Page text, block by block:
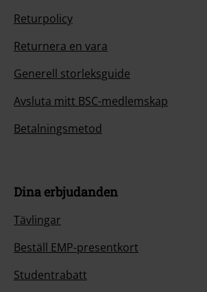
Returpolicy
Returnera en vara
Generell storleksguide
Avsluta mitt BSC-medlemskap
Betalningsmetod
Dina erbjudanden
Tävlingar
Beställ EMP-presentkort
Studentrabatt